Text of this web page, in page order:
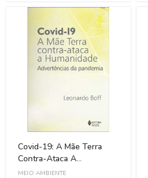
Covid-19: A Mãe Terra
Contra-Ataca A
Humanidade
MEIO AMBIENTE